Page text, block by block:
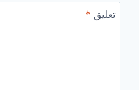
تعليق *